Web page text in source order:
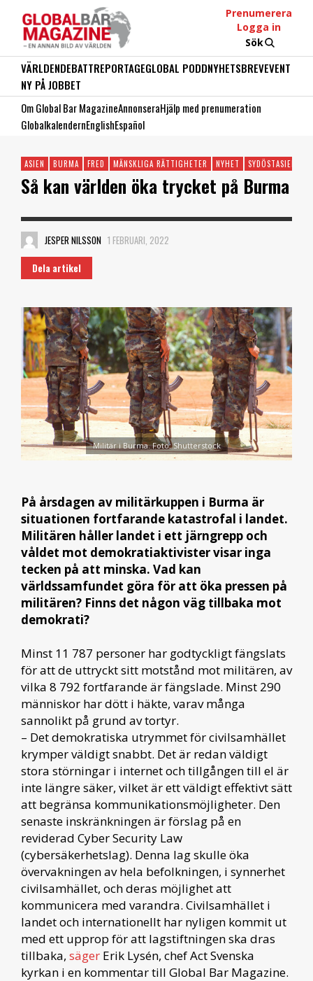
Prenumerera
Logga in
Sök
VÄRLDENDEBATTREPORTAGEGLOBAL PODDNYHETSBREVEVENT
NY PÅ JOBBET
Om Global Bar MagazineAnnonseraHjälp med prenumeration
GlobalkalendernEnglishEspañol
ASIEN BURMA FRED MÄNSKLIGA RÄTTIGHETER NYHET SYDÖSTASIEN
Så kan världen öka trycket på Burma
JESPER NILSSON 1 FEBRUARI, 2022
Dela artikel
Militär i Burma. Foto: Shutterstock
På årsdagen av militärkuppen i Burma är
situationen fortfarande katastrofal i landet.
Militären håller landet i ett järngrepp och
våldet mot demokratiaktivister visar inga
tecken på att minska. Vad kan
världssamfundet göra för att öka pressen på
militären? Finns det någon väg tillbaka mot
demokrati?
Minst 11 787 personer har godtyckligt fängslats
för att de uttryckt sitt motstånd mot militären, av
vilka 8 792 fortfarande är fängslade. Minst 290
människor har dött i häkte, varav många
sannolikt på grund av tortyr.
– Det demokratiska utrymmet för civilsamhället
krymper väldigt snabbt. Det är redan väldigt
stora störningar i internet och tillgången till el är
inte längre säker, vilket är ett väldigt effektivt sätt
att begränsa kommunikationsmöjligheter. Den
senaste inskränkningen är förslag på en
reviderad Cyber Security Law
(cybersäkerhetslag). Denna lag skulle öka
övervakningen av hela befolkningen, i synnerhet
civilsamhället, och deras möjlighet att
kommunicera med varandra. Civilsamhället i
landet och internationellt har nyligen kommit ut
med ett upprop för att lagstiftningen ska dras
tillbaka, säger Erik Lysén, chef Act Svenska
kyrkan i en kommentar till Global Bar Magazine.